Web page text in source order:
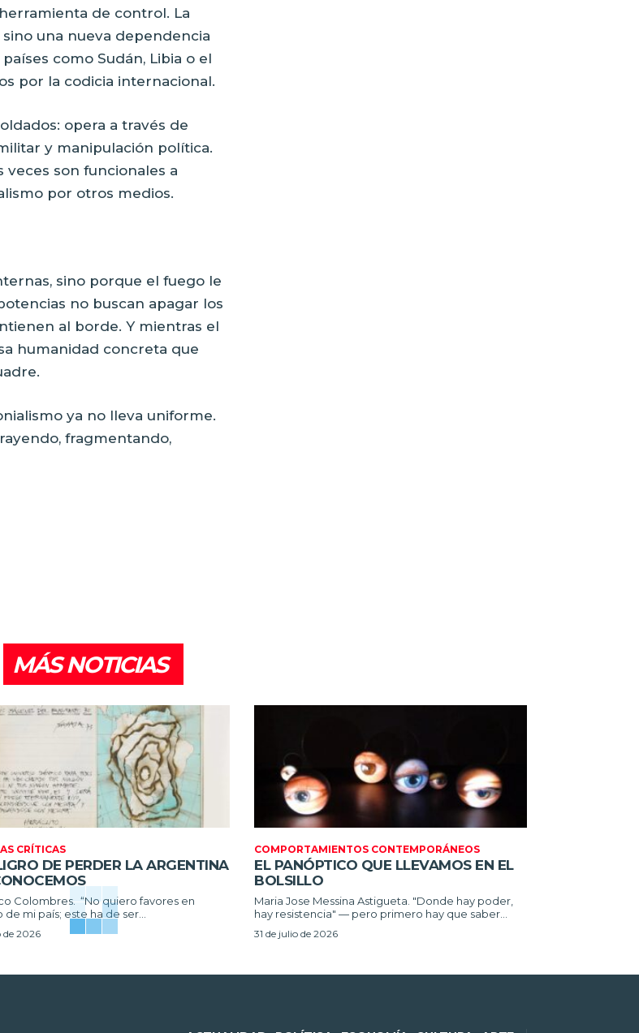
de control. La
una nueva dependencia
como Sudán, Libia o el
por la codicia internacional.
opera a través de
y manipulación política.
son funcionales a
por otros medios.
sino porque el fuego le
no buscan apagar los
al borde. Y mientras el
humanidad concreta que
ya no lleva uniforme.
fragmentando,
MÁS NOTICIAS
CRÍTICAS
DE PERDER LA ARGENTINA
“No quiero favores en
mi país; este ha de ser...
de 2026
COMPORTAMIENTOS CONTEMPORÁNEOS
EL PANÓPTICO QUE LLEVAMOS EN EL
BOLSILLO
Maria Jose Messina Astigueta. "Donde hay poder,
hay resistencia" — pero primero hay que saber...
31 de julio de 2026